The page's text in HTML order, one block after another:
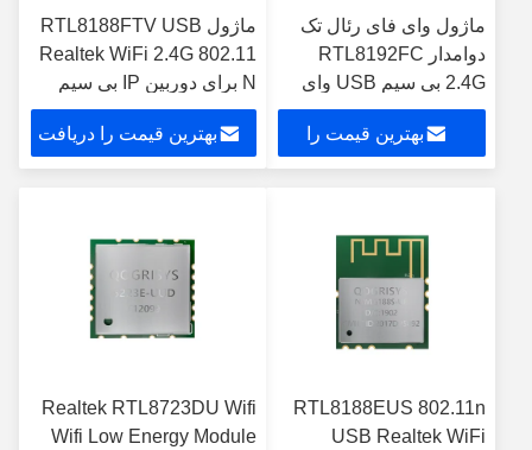
ماژول وای فای رئال تک
دوامدار RTL8192FC
2.4G بی سیم USB وای
فای نمایش دانگل
بهترین قیمت را
ماژول RTL8188FTV USB
Realtek WiFi 2.4G 802.11
N برای دوربین IP بی سیم
بهترین قیمت را دریافت
RTL8188EUS 802.11n
USB Realtek WiFi
Realtek RTL8723DU Wifi
Wifi Low Energy Module